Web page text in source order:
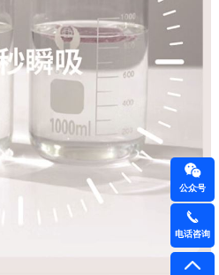
公众号
电话咨询